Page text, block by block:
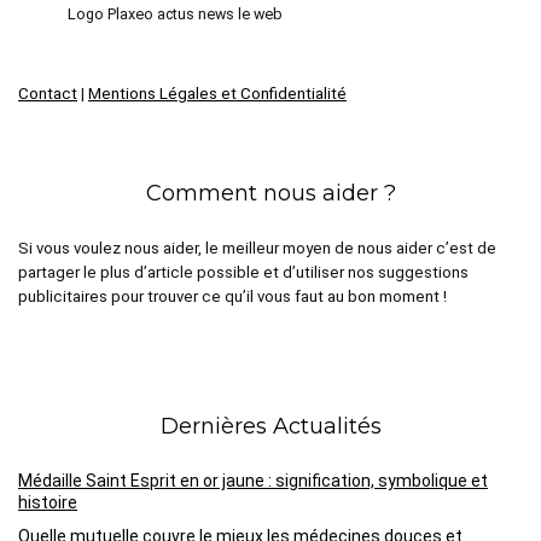
Logo Plaxeo actus news le web
Contact | Mentions Légales et Confidentialité
Comment nous aider ?
Si vous voulez nous aider, le meilleur moyen de nous aider c’est de
partager le plus d’article possible et d’utiliser nos suggestions
publicitaires pour trouver ce qu’il vous faut au bon moment !
Dernières Actualités
Médaille Saint Esprit en or jaune : signification, symbolique et
histoire
Quelle mutuelle couvre le mieux les médecines douces et